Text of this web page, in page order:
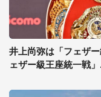
井上尚弥は「フェザ
ェザー級王座統一戦